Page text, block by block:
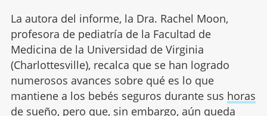
La autora del informe, la Dra. Rachel Moon,
profesora de pediatría de la Facultad de
Medicina de la Universidad de Virginia
(Charlottesville), recalca que se han logrado
numerosos avances sobre qué es lo que
mantiene a los bebés seguros durante sus horas
de sueño, pero que, sin embargo, aún queda